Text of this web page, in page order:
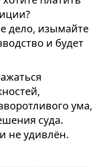
дело, изымайте
и будет
ума,
суда.
не удивлён.